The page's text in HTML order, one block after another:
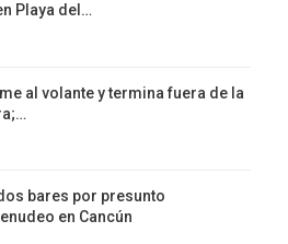
Playa del…
al volante y termina fuera de la
bares por presunto
en Cancún